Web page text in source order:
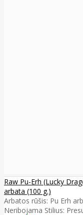
Raw Pu-Erh (Lucky
arbata (100 g.)
Arbatos rūšis: Pu Erh
Neribojama Stilius: